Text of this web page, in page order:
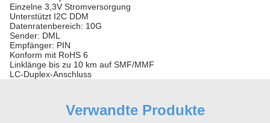
Einzelne 3,3V Stromversorgung
Unterstützt I2C DDM
Datenratenbereich: 10G
Sender: DML
Empfänger: PIN
Konform mit RoHS 6
Linklänge bis zu 10 km auf SMF/MMF
LC-Duplex-Anschluss
Verwandte Produkte